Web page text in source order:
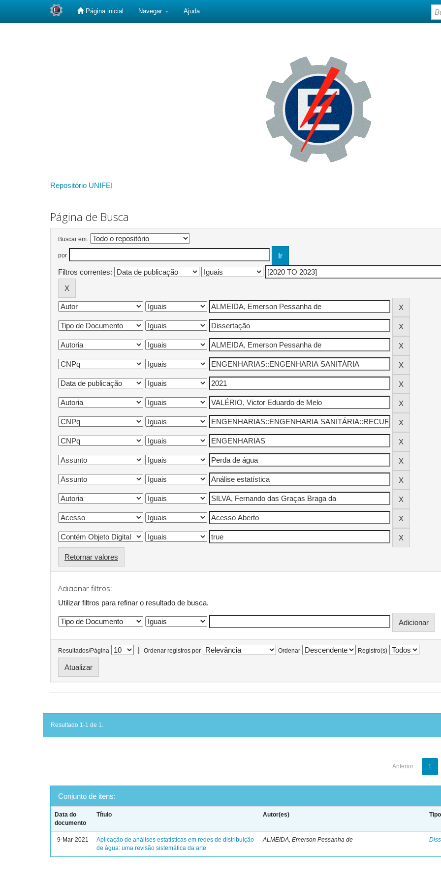
Página inicial Navegar Ajuda
Repositório UNIFEI
Página de Busca
Buscar em:
por
Filtros correntes:
Retornar valores
Adicionar filtros:
Utilizar filtros para refinar o resultado de busca.
Resultados/Página | Ordenar registros por Ordenar Registro(s)
Resultado 1-1 de 1.
Anterior 1
Conjunto de itens:
Data do
documento
Título Autor(es) Tipo
9-Mar-2021
Aplicação de análises estatísticas em redes de distribuição
de água: uma revisão sistemática da arte
ALMEIDA, Emerson Pessanha de